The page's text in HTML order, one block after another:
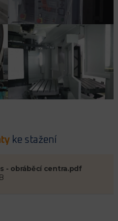
ke stažení
- obráběcí centra.pdf